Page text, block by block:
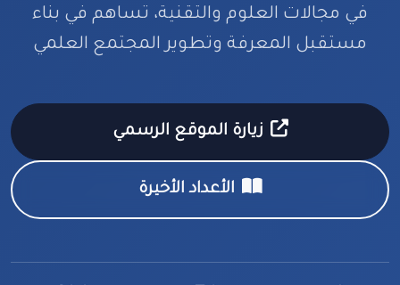
في مجالات العلوم والتقنية، تساهم في بناء
مستقبل المعرفة وتطوير المجتمع العلمي
زيارة الموقع الرسمي
الأعداد الأخيرة